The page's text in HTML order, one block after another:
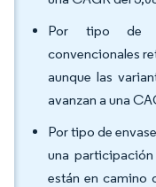
Por tipo de
convencionales
aunque las
avanzan a una
Por tipo de
una participación
están en camino